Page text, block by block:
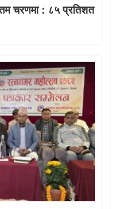
चरणमा : ८५ प्रतिशत